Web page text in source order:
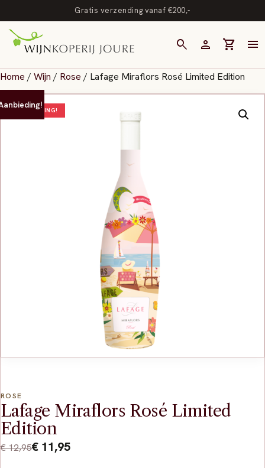
Gratis verzending vanaf €200,-
search person shopping_cart menu
Home / Wijn / Rose / Lafage Miraflors Rosé Limited Edition
AANBIEDING!
ROSE
Lafage Miraflors Rosé Limited
Edition
€12,95
Oorspronkelijke
€ 11,95
Huidige